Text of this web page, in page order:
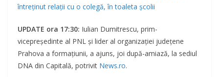
întreținut relații cu o colegă, în toaleta școlii
UPDATE ora 17:30: Iulian Dumitrescu, prim-
vicepreşedinte al PNL şi lider al organizaţiei judeţene
Prahova a formaţiunii, a ajuns, joi după-amiază, la sediul
DNA din Capitală, potrivit News.ro.